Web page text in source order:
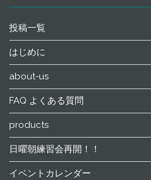
投稿一覧
はじめに
about-us
FAQ よくある質問
products
日曜朝練習会再開！！
イベントカレンダー